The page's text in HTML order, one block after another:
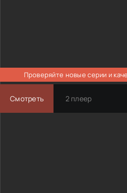
Проверяйте новые серии и
Смотреть 2 плеер